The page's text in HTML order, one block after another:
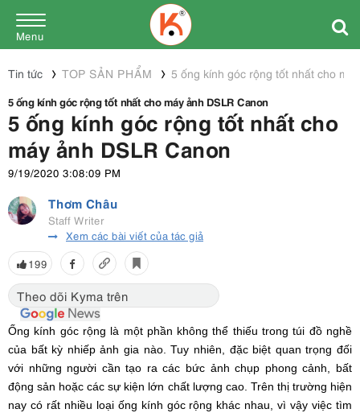
Menu
Tin tức TOP SẢN PHẨM
5 ống kính góc rộng tốt nhất cho
5 ống kính góc rộng tốt nhất cho máy ảnh DSLR Canon
5 ống kính góc rộng tốt nhất cho
máy ảnh DSLR Canon
9/19/2020 3:08:09 PM
Thơm Châu
Staff Writer
Xem các bài viết của tác giả
199
Theo dõi Kyma trên
Ống kính góc rộng là một phần không thể thiếu trong túi đồ nghề
của bất kỳ nhiếp ảnh gia nào. Tuy nhiên, đặc biệt quan trọng đối
với những người cần tạo ra các bức ảnh chụp phong cảnh, bất
động sản hoặc các sự kiện lớn chất lượng cao. Trên thị trường hiện
nay có rất nhiều loại ống kính góc rộng khác nhau, vì vậy việc tìm